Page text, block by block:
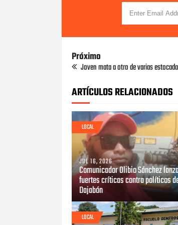
Próximo
Joven mata a otro de varias
ARTÍCULOS RELACIONADOS
LOCAL
JUL 16, 2026
Comunicador Olibio Sánchez
fuertes críticas contra políticos
Dajabón ‎
LOCAL